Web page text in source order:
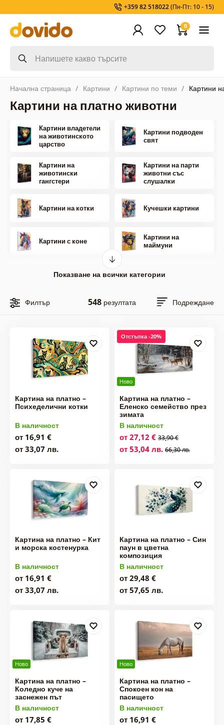
+359 82 518022(Пн-Пт: 10 - 15)
0
Начална страница Картини Картини по теми Картини
Картини на платно животни
Картини владетели
на животинското
царство
Картини подводен
свят
Картини на
животински
гангстери
Картини на парти
животни със
слушалки
Картини на котки Кучешки картини
Картини с коне
Картини на
маймуни
Картини слонове
лъвове и тигри
Картини носорози
Картини на зебри и
Картини с биволи
и крави
Картини на мечки
Картини с елени Картини вълци
Картини птици Картини змии
Картини с
пеперуди
Картини морски
същества
Показване на всички категории
Филтър 548 резултата Подреждане
Картина на платно –
Психеделични котки
В наличност
от 16,91 €
от 33,07 лв.
Ново
Отстъпка -20%
Картина на платно –
Еленско семейство през
зимата
В наличност
от 27,12 € 33,90 €
от 53,04 лв. 66,30 лв.
Картина на платно – Кит
и морска костенурка
В наличност
от 16,91 €
от 33,07 лв.
Картина на платно – Син
паун в цветна
композиция
В наличност
от 29,48 €
от 57,65 лв.
Ново
Картина на платно –
Коледно куче на
заснежен път
В наличност
от 17,85 €
Ново
Картина на платно –
Спокоен кон на
пасището
В наличност
от 16,91 €